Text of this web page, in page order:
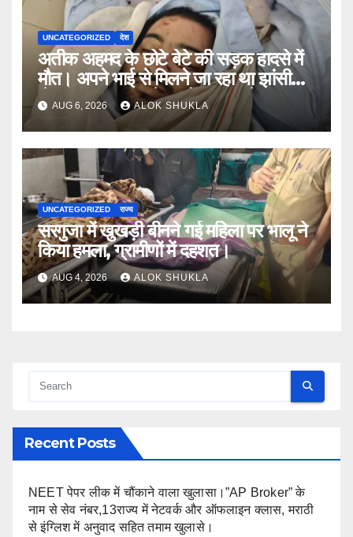
UNCATEGORIZED देश
अतीक अहमद के छोटे बेटे की सड़क हादसे में
मौत। अपने भाई से मिलने जा रहा था झांसी
जेल (सूत्र)। कार में 5 लोग सवार थे।
AUG 6, 2026 ALOK SHUKLA
UNCATEGORIZED राज्य
सरगुजा में खुखड़ी बीनने गई महिला पर भालू ने
किया हमला, ग्रामीणों में दहशत।
AUG 4, 2026 ALOK SHUKLA
Recent Posts
NEET पेपर लीक में चौंकाने वाला खुलासा।”AP Broker” के
नाम से सेव नंबर,13राज्य में नेटवर्क और ऑफलाइन क्लास, मराठी
से इंग्लिश में अनुवाद सहित तमाम खुलासे।